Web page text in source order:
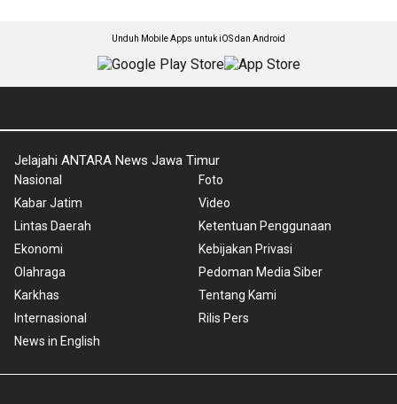
Unduh Mobile Apps untuk iOS dan Android
Jelajahi ANTARA News Jawa Timur
Nasional
Kabar Jatim
Lintas Daerah
Ekonomi
Olahraga
Karkhas
Internasional
News in English
Foto
Video
Ketentuan Penggunaan
Kebijakan Privasi
Pedoman Media Siber
Tentang Kami
Rilis Pers